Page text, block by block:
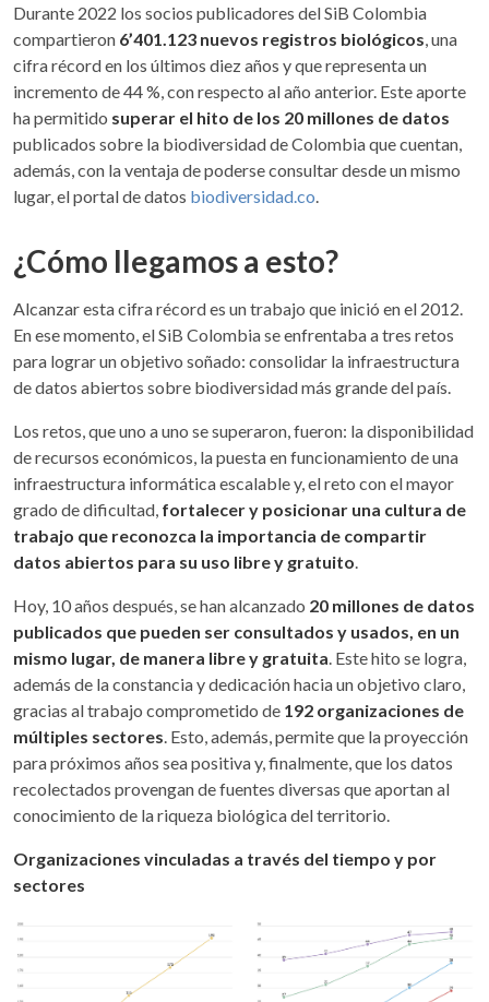
Durante 2022 los socios publicadores del SiB Colombia
compartieron 6’401.123 nuevos registros biológicos , una
cifra récord en los últimos diez años y que representa un
incremento de 44 %, con respecto al año anterior. Este aporte
ha permitido superar el hito de los 20 millones de datos
publicados sobre la biodiversidad de Colombia que cuentan,
además, con la ventaja de poderse consultar desde un mismo
lugar, el portal de datos biodiversidad.co
¿Cómo llegamos a esto?
Alcanzar esta cifra récord es un trabajo que inició en el 2012.
En ese momento, el SiB Colombia se enfrentaba a tres retos
para lograr un objetivo soñado: consolidar la infraestructura
de datos abiertos sobre biodiversidad más grande del país.
Los retos, que uno a uno se superaron, fueron: la disponibilidad
de recursos económicos, la puesta en funcionamiento de una
infraestructura informática escalable y, el reto con el mayor
grado de dificultad, fortalecer y posicionar una cultura de
trabajo que reconozca la importancia de compartir
datos abiertos para su uso libre y gratuito
Hoy, 10 años después, se han alcanzado 20 millones de datos
publicados que pueden ser consultados y usados, en un
mismo lugar, de manera libre y gratuita . Este hito se logra,
además de la constancia y dedicación hacia un objetivo claro,
gracias al trabajo comprometido de 192 organizaciones de
múltiples sectores . Esto, además, permite que la proyección
para próximos años sea positiva y, finalmente, que los datos
recolectados provengan de fuentes diversas que aportan al
conocimiento de la riqueza biológica del territorio.
Organizaciones vinculadas a través del tiempo y por
sectores